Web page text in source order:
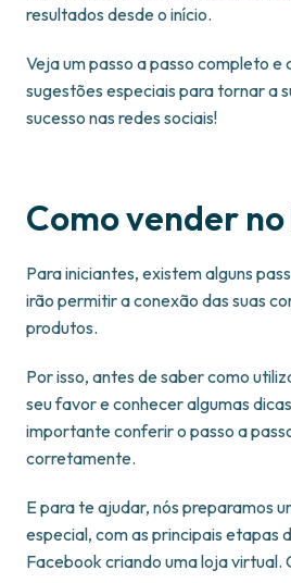
resultados desde o início.
Veja um passo a passo completo e
sugestões especiais para tornar a
sucesso nas redes sociais!
Como vender
Para iniciantes, existem alguns
irão permitir a conexão das suas
produtos.
Por isso, antes de saber como
seu favor e conhecer algumas
importante conferir o passo a
corretamente.
E para te ajudar, nós preparamos
especial, com as principais etapas
Facebook criando uma loja virtual.